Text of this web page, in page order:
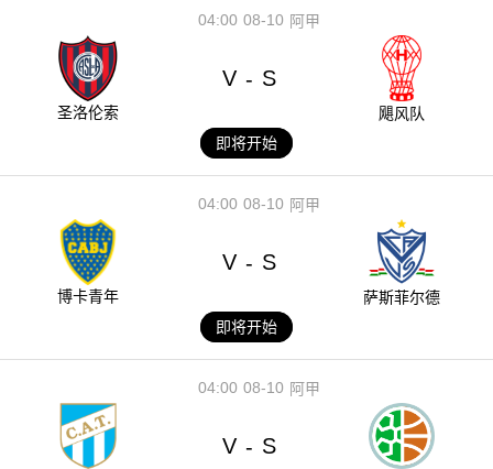
08-10
04:00 阿甲
圣洛伦索
V - S
飓风队
即将开始
08-10
04:00 阿甲
博卡青年
V - S
萨斯菲尔德
即将开始
08-10
04:00 阿甲
V - S